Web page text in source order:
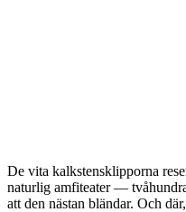
De vita kalkstensklipporna
naturlig amfiteater —
att den nästan bländar. Och